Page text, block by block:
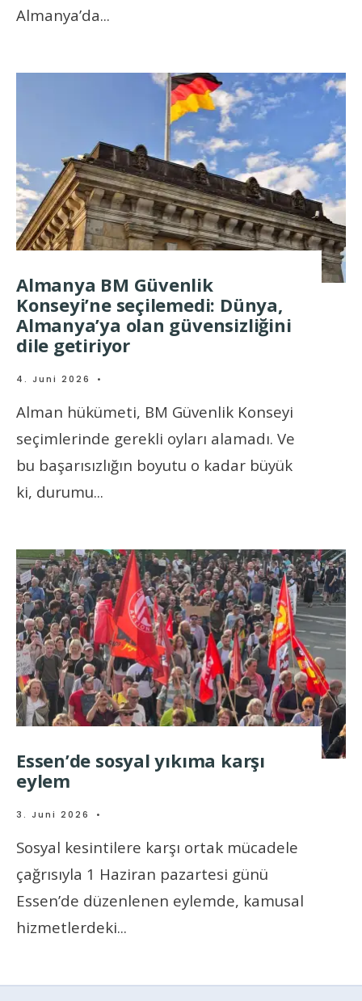
Almanya’da...
Almanya BM Güvenlik
Konseyi’ne seçilemedi: Dünya,
Almanya’ya olan güvensizliğini
dile getiriyor
4. Juni 2026 •
Alman hükümeti, BM Güvenlik Konseyi
seçimlerinde gerekli oyları alamadı. Ve
bu başarısızlığın boyutu o kadar büyük
ki, durumu...
Essen’de sosyal yıkıma karşı
eylem
3. Juni 2026 •
Sosyal kesintilere karşı ortak mücadele
çağrısıyla 1 Haziran pazartesi günü
Essen’de düzenlenen eylemde, kamusal
hizmetlerdeki...